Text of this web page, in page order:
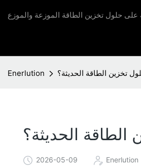
على حلول تخزين الطاقة الموزعة والموزع
Enerlution تخزين الطاقة الحديثة؟
الحديثة؟
2026-05-09 Enerlution